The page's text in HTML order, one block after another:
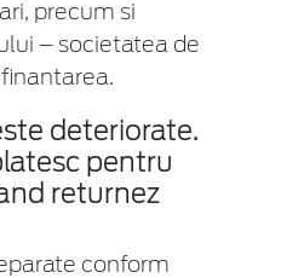
precum si
– societatea de
deteriorate.
pentru
returnez
conform